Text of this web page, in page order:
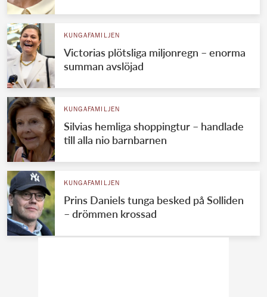
KUNGAFAMILJEN
Victorias plötsliga miljonregn – enorma
summan avslöjad
KUNGAFAMILJEN
Silvias hemliga shoppingtur – handlade
till alla nio barnbarnen
KUNGAFAMILJEN
Prins Daniels tunga besked på Solliden
– drömmen krossad